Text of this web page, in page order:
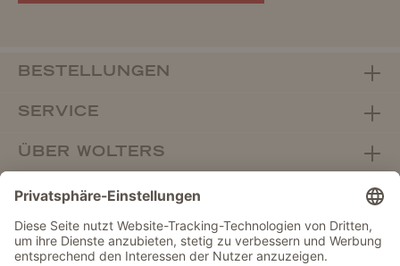
BESTELLUNGEN
SERVICE
ÜBER WOLTERS
FACHHANDEL
Vertrag widerrufen